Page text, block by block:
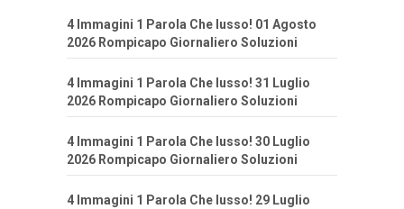
4 Immagini 1 Parola Che lusso! 01 Agosto
2026 Rompicapo Giornaliero Soluzioni
4 Immagini 1 Parola Che lusso! 31 Luglio
2026 Rompicapo Giornaliero Soluzioni
4 Immagini 1 Parola Che lusso! 30 Luglio
2026 Rompicapo Giornaliero Soluzioni
4 Immagini 1 Parola Che lusso! 29 Luglio